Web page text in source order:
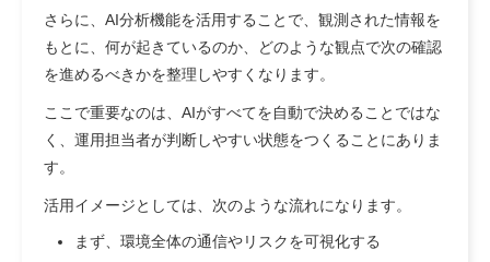
さらに、AI分析機能を活用することで、観測された情報を
もとに、何が起きているのか、どのような観点で次の確認
を進めるべきかを整理しやすくなります。
ここで重要なのは、AIがすべてを自動で決めることではな
く、運用担当者が判断しやすい状態をつくることにありま
す。
活用イメージとしては、次のような流れになります。
まず、環境全体の通信やリスクを可視化する